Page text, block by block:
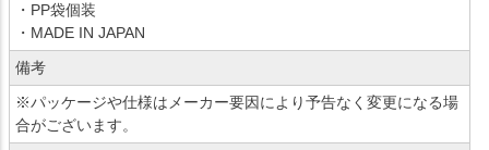
・PP袋個装
・MADE IN JAPAN
備考
※パッケージや仕様はメーカー要因により予告なく変更になる場
合がございます。